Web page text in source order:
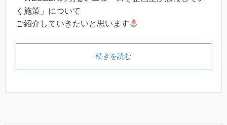
く施策」について
ご紹介していきたいと思います
続きを読む